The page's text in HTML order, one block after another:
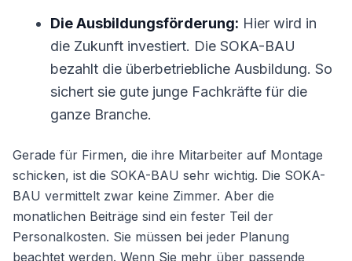
Die Ausbildungsförderung: Hier wird in
die Zukunft investiert. Die SOKA-BAU
bezahlt die überbetriebliche Ausbildung. So
sichert sie gute junge Fachkräfte für die
ganze Branche.
Gerade für Firmen, die ihre Mitarbeiter auf Montage
schicken, ist die SOKA-BAU sehr wichtig. Die SOKA-
BAU vermittelt zwar keine Zimmer. Aber die
monatlichen Beiträge sind ein fester Teil der
Personalkosten. Sie müssen bei jeder Planung
beachtet werden. Wenn Sie mehr über passende